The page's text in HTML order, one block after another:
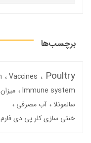
برچسب‌ها
Poultry
Vaccines
Immune system
سالمونلا
آب مصرفی
خنثی سازی کلر پی دی فارم